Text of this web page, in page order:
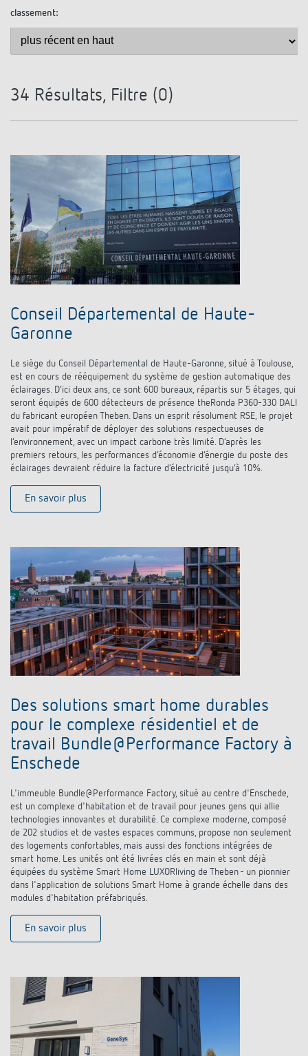
Références
Application de Theben
classement:
34 Résultats, Filtre (0)
Conseil Départemental de Haute-
Garonne
Le siège du Conseil Départemental de Haute-Garonne, situé à Toulouse,
est en cours de rééquipement du système de gestion automatique des
éclairages. D’ici deux ans, ce sont 600 bureaux, répartis sur 5 étages, qui
seront équipés de 600 détecteurs de présence theRonda P360-330 DALI
du fabricant européen Theben. Dans un esprit résolument RSE, le projet
avait pour impératif de déployer des solutions respectueuses de
l’environnement, avec un impact carbone très limité. D’après les
premiers retours, les performances d’économie d’énergie du poste des
éclairages devraient réduire la facture d’électricité jusqu’à 10%.
En savoir plus
Des solutions smart home durables
pour le complexe résidentiel et de
travail Bundle@Performance Factory à
Enschede
L'immeuble Bundle@Performance Factory, situé au centre d'Enschede,
est un complexe d'habitation et de travail pour jeunes gens qui allie
technologies innovantes et durabilité. Ce complexe moderne, composé
de 202 studios et de vastes espaces communs, propose non seulement
des logements confortables, mais aussi des fonctions intégrées de
smart home. Les unités ont été livrées clés en main et sont déjà
équipées du système Smart Home LUXORliving de Theben - un pionnier
dans l'application de solutions Smart Home à grande échelle dans des
modules d'habitation préfabriqués.
En savoir plus